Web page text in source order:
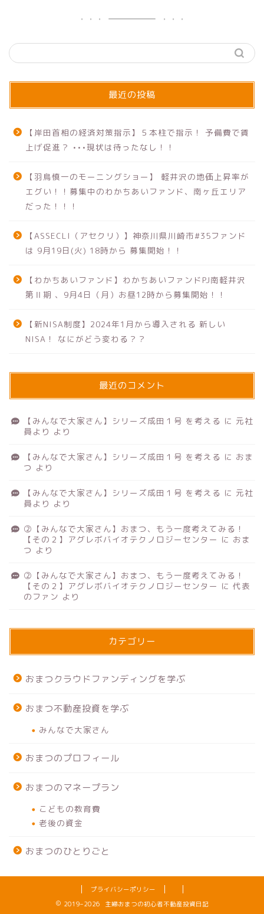
最近の投稿
【岸田首相の経済対策指示】５本柱で指示！ 予備費で賃
上げ促進？ •••現状は待ったなし！！
【羽鳥慎一のモーニングショー】 軽井沢の地価上昇率が
エグい！！募集中のわかちあいファンド、南ヶ丘エリア
だった！！！
【ASSECLI（アセクリ）】神奈川県川崎市#35ファンド
は 9月19日(火) 18時から 募集開始！！
【わかちあいファンド】わかちあいファンドPJ南軽井沢
第Ⅱ期 、9月4日（月）お昼12時から募集開始！！
【新NISA制度】2024年1月から導入される 新しい
NISA！ なにがどう変わる？？
最近のコメント
【みんなで大家さん】シリーズ成田１号 を考える に 元社
員より より
【みんなで大家さん】シリーズ成田１号 を考える に おま
つ より
【みんなで大家さん】シリーズ成田１号 を考える に 元社
員より より
②【みんなで大家さん】おまつ、もう一度考えてみる！
【その２】アグレボバイオテクノロジーセンター に おま
つ より
②【みんなで大家さん】おまつ、もう一度考えてみる！
【その２】アグレボバイオテクノロジーセンター に 代表
のファン より
カテゴリー
おまつクラウドファンディングを学ぶ
おまつ不動産投資を学ぶ
みんなで大家さん
おまつのプロフィール
おまつのマネープラン
こどもの教育費
老後の資金
おまつのひとりごと
プライバシーポリシー
2019–2026 主婦おまつの初心者不動産投資日記